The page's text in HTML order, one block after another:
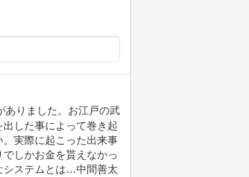
ありました。お江戸の武
した事によって巻き起
実際に起こった出来事
しかお金を貰えなかっ
システムとは…中間善太